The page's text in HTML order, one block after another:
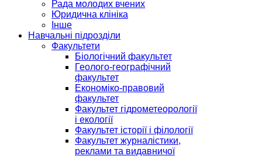
Рада молодих вчених
Юридична клініка
Інше
Навчальні підрозділи
Факультети
Біологічний факультет
Геолого-географічний
факультет
Економіко-правовий
факультет
Факультет гідрометеорології
і екології
Факультет історії і філології
Факультет журналістики,
реклами та видавничої